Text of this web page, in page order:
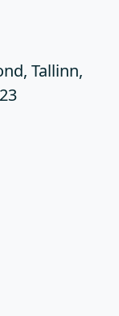
Tallinn,